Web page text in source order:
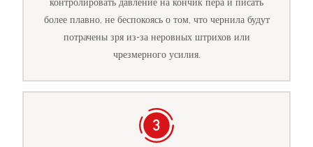
более плавно, не беспокоясь о том, что чернила будут
потрачены зря из-за неровных штрихов или
чрезмерного усилия.